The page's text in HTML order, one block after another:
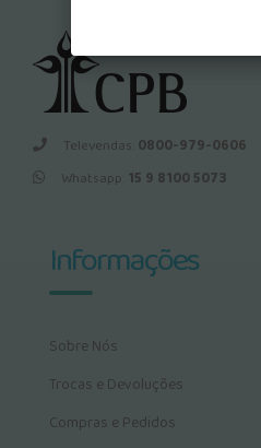
Televendas: 0800-979-0606
Whatsapp: 15 9 8100 5073
Informações
Sobre Nós
Trocas e Devoluções
Compras e Pedidos